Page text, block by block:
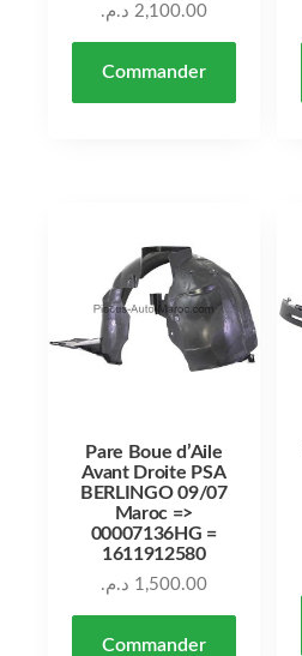
2,100.00 د.م.
Commander
Pare Boue d’Aile
Avant Droite PSA
BERLINGO 09/07
Maroc =>
00007136HG =
1611912580
1,500.00 د.م.
Commander